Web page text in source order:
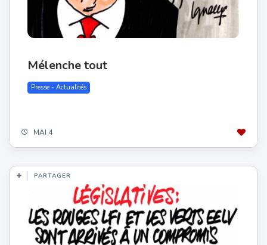
Mélenche tout
Presse - Actualités
MAI 4
PARTAGER